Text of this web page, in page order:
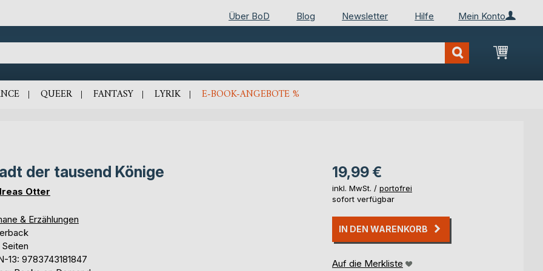
Mein Konto
Über BoD Blog Newsletter Hilfe
Mein
QUEER FANTASY LYRIK E-BOOK-ANGEBOTE %
der tausend Könige
Otter
& Erzählungen
13: 9783743181847
19,99 €
inkl. MwSt. / portofrei
sofort verfügbar
IN DEN WARENKORB
Auf die Merkliste